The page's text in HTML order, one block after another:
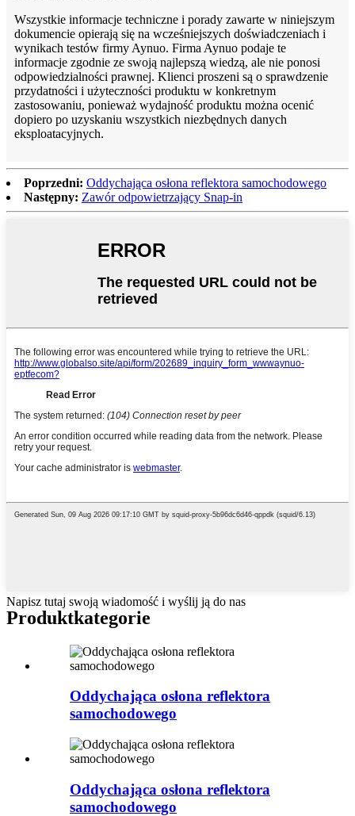
Wszystkie informacje techniczne i porady zawarte w niniejszym
dokumencie opierają się na wcześniejszych doświadczeniach i
wynikach testów firmy Aynuo. Firma Aynuo podaje te
informacje zgodnie ze swoją najlepszą wiedzą, ale nie ponosi
odpowiedzialności prawnej. Klienci proszeni są o sprawdzenie
przydatności i użyteczności produktu w konkretnym
zastosowaniu, ponieważ wydajność produktu można ocenić
dopiero po uzyskaniu wszystkich niezbędnych danych
eksploatacyjnych.
Poprzedni: Oddychająca osłona reflektora samochodowego
Następny: Zawór odpowietrzający Snap-in
Napisz tutaj swoją wiadomość i wyślij ją do nas
Produktkategorie
Oddychająca osłona reflektora
samochodowego
Oddychająca osłona reflektora
samochodowego